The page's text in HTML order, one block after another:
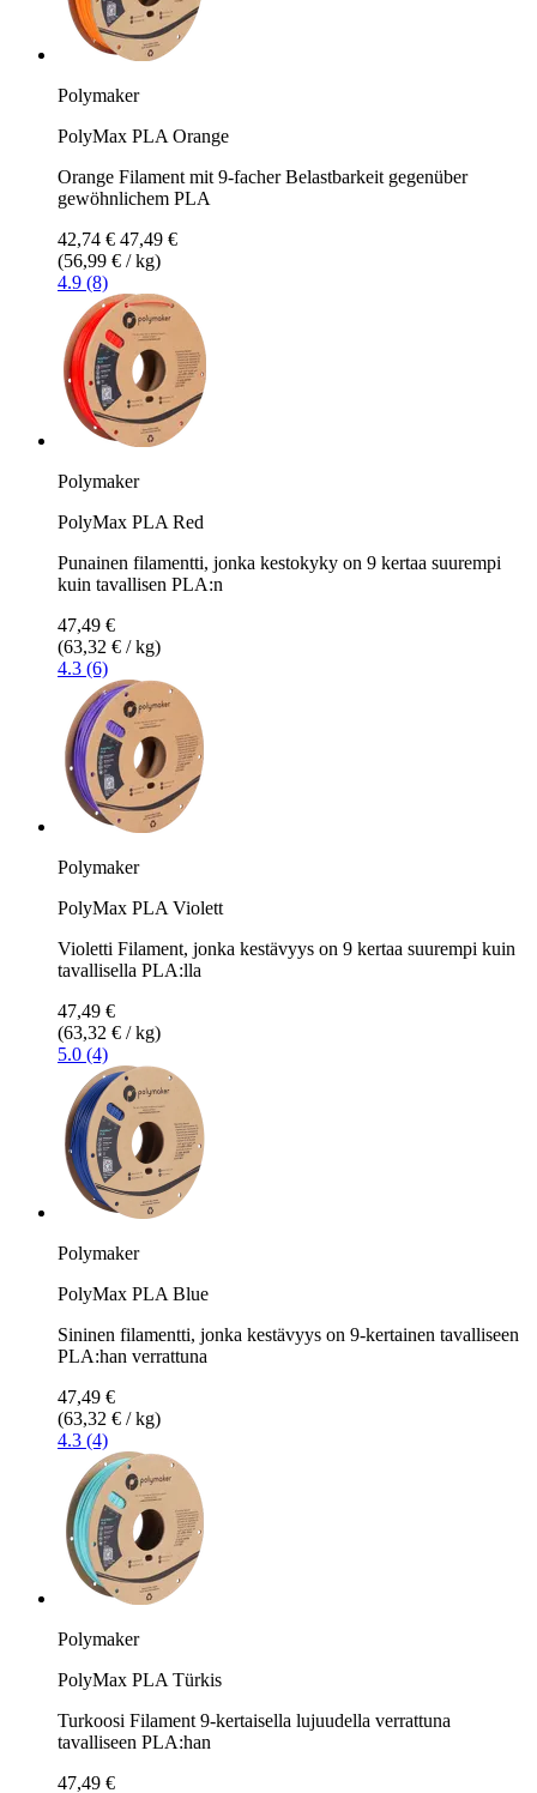
Polymaker
PolyMax PLA Orange
Orange Filament mit 9-facher Belastbarkeit gegenüber
gewöhnlichem PLA
42,74 € 47,49 €
(56,99 € / kg)
4.9 (8)
Polymaker
PolyMax PLA Red
Punainen filamentti, jonka kestokyky on 9 kertaa suurempi
kuin tavallisen PLA:n
47,49 €
(63,32 € / kg)
4.3 (6)
Polymaker
PolyMax PLA Violett
Violetti Filament, jonka kestävyys on 9 kertaa suurempi kuin
tavallisella PLA:lla
47,49 €
(63,32 € / kg)
5.0 (4)
Polymaker
PolyMax PLA Blue
Sininen filamentti, jonka kestävyys on 9-kertainen tavalliseen
PLA:han verrattuna
47,49 €
(63,32 € / kg)
4.3 (4)
Polymaker
PolyMax PLA Türkis
Turkoosi Filament 9-kertaisella lujuudella verrattuna
tavalliseen PLA:han
47,49 €